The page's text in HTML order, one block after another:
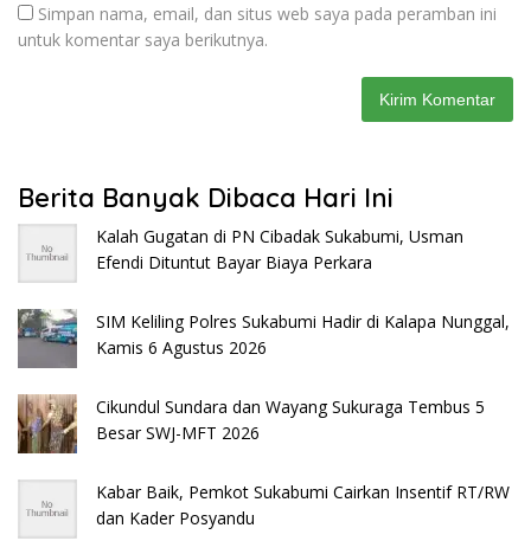
Simpan nama, email, dan situs web saya pada peramban ini
untuk komentar saya berikutnya.
Berita Banyak Dibaca Hari Ini
Kalah Gugatan di PN Cibadak Sukabumi, Usman
Efendi Dituntut Bayar Biaya Perkara
SIM Keliling Polres Sukabumi Hadir di Kalapa Nunggal,
Kamis 6 Agustus 2026
Cikundul Sundara dan Wayang Sukuraga Tembus 5
Besar SWJ-MFT 2026
Kabar Baik, Pemkot Sukabumi Cairkan Insentif RT/RW
dan Kader Posyandu